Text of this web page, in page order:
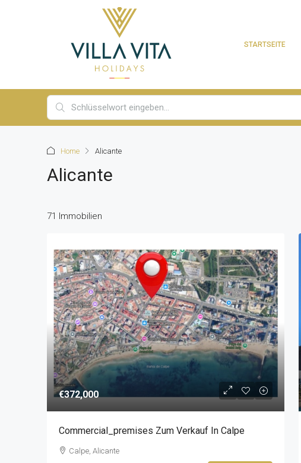
STARTSEITE
Home Alicante
Alicante
71 Immobilien
€372,000
Commercial_premises Zum Verkauf In Calpe
Calpe, Alicante